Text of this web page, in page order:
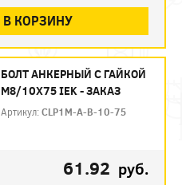
В КОРЗИНУ
БОЛТ АНКЕРНЫЙ С ГАЙКОЙ
М8/10Х75 IEK - ЗАКАЗ
Артикул:CLP1M-A-B-10-75
61.92 руб.